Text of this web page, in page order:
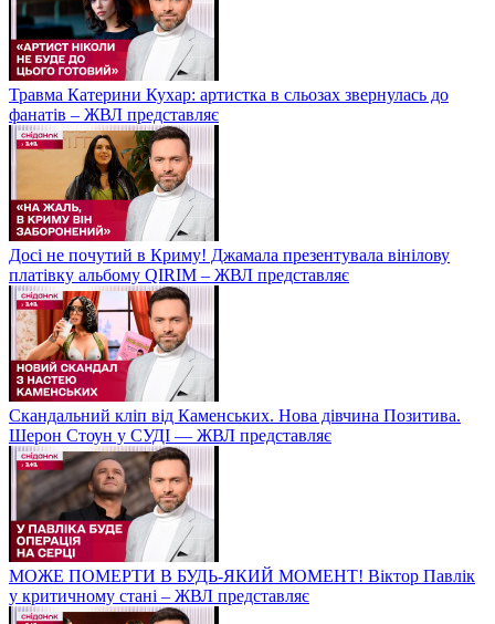
Травма Катерини Кухар: артистка в сльозах звернулась до
фанатів – ЖВЛ представляє
Досі не почутий в Криму! Джамала презентувала вінілову
платівку альбому QIRIM – ЖВЛ представляє
Скандальний кліп від Каменських. Нова дівчина Позитива.
Шерон Стоун у СУДІ — ЖВЛ представляє
МОЖЕ ПОМЕРТИ В БУДЬ-ЯКИЙ МОМЕНТ! Віктор Павлік
у критичному стані – ЖВЛ представляє